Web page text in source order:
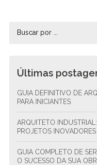
Últimas
GUIA DEFINITIVO DE ARQUITETURA E CONSTRUÇÃO
PARA INICIANTES
ARQUITETO INDUSTRIAL: ESTRATÉGIAS ESSENCIAIS PARA
PROJETOS INOVADORES
GUIA COMPLETO DE SERVIÇOS DE ARQUITETURA PARA
O SUCESSO DA SUA